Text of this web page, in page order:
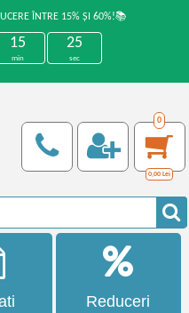
ÎNTRE 15% ȘI 60%!📚
15
min
25
sec
0
0,00 Lei
Reduceri